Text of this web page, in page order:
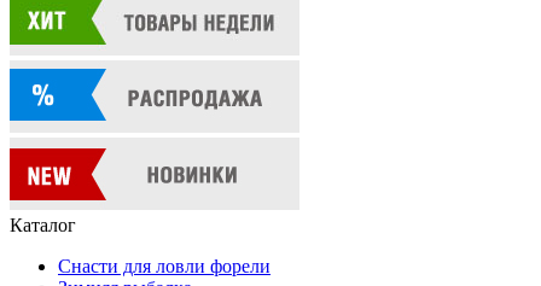
Каталог
Снасти для ловли форели